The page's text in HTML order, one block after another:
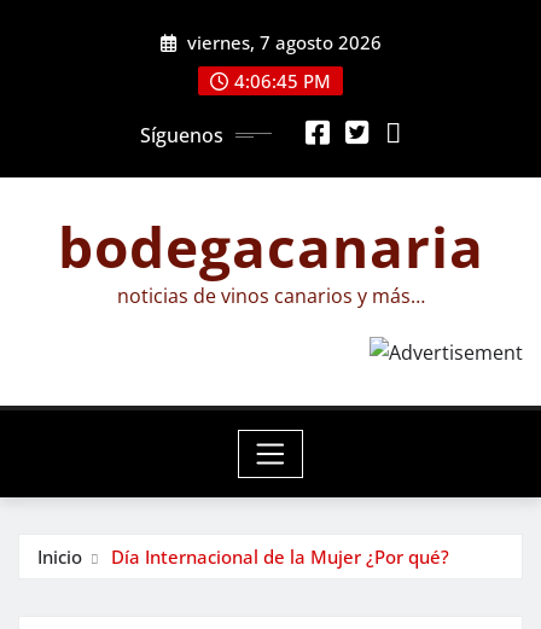
viernes, 7 agosto 2026
4:06:45 PM
Síguenos
bodegacanaria
noticias de vinos canarios y más…
Inicio Día Internacional de la Mujer ¿Por qué?